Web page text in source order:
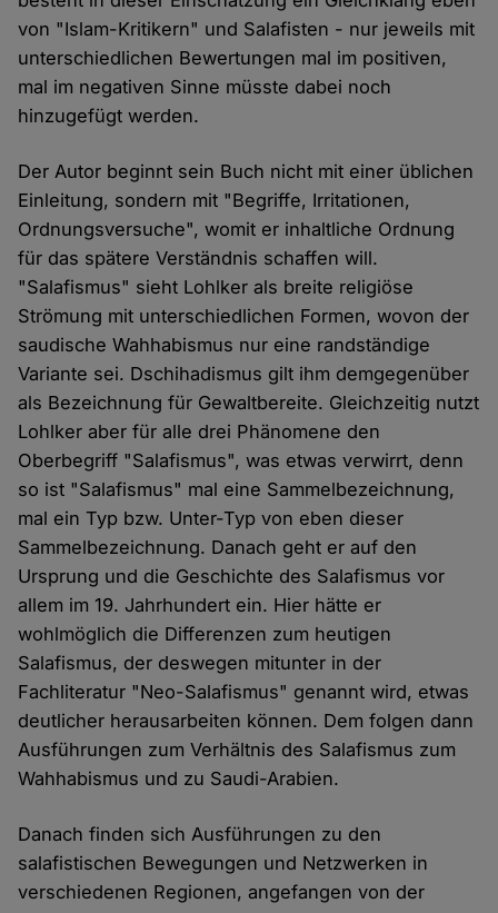
von "Islam-Kritikern" und Salafisten - nur jeweils mit
unterschiedlichen Bewertungen mal im positiven,
mal im negativen Sinne müsste dabei noch
hinzugefügt werden.
Der Autor beginnt sein Buch nicht mit einer üblichen
Einleitung, sondern mit "Begriffe, Irritationen,
Ordnungsversuche", womit er inhaltliche Ordnung
für das spätere Verständnis schaffen will.
"Salafismus" sieht Lohlker als breite religiöse
Strömung mit unterschiedlichen Formen, wovon der
saudische Wahhabismus nur eine randständige
Variante sei. Dschihadismus gilt ihm demgegenüber
als Bezeichnung für Gewaltbereite. Gleichzeitig nutzt
Lohlker aber für alle drei Phänomene den
Oberbegriff "Salafismus", was etwas verwirrt, denn
so ist "Salafismus" mal eine Sammelbezeichnung,
mal ein Typ bzw. Unter-Typ von eben dieser
Sammelbezeichnung. Danach geht er auf den
Ursprung und die Geschichte des Salafismus vor
allem im 19. Jahrhundert ein. Hier hätte er
wohlmöglich die Differenzen zum heutigen
Salafismus, der deswegen mitunter in der
Fachliteratur "Neo-Salafismus" genannt wird, etwas
deutlicher herausarbeiten können. Dem folgen dann
Ausführungen zum Verhältnis des Salafismus zum
Wahhabismus und zu Saudi-Arabien.
Danach finden sich Ausführungen zu den
salafistischen Bewegungen und Netzwerken in
verschiedenen Regionen, angefangen von der